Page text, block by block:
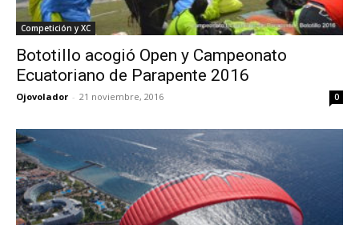
Competición y XC
Bototillo acogió Open y Campeonato
Ecuatoriano de Parapente 2016
Ojovolador - 21 noviembre, 2016 0